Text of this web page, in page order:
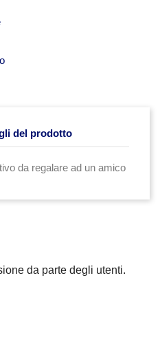
del prodotto
da regalare ad un amico
da parte degli utenti.